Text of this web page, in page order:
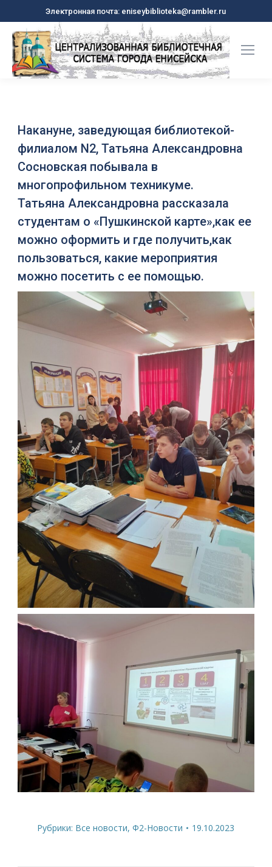
Электронная почта: eniseybiblioteka@rambler.ru
Накануне, заведующая библиотекой-
филиалом N2, Татьяна Александровна
Сосновская побывала в
многопрофильном техникуме.
Татьяна Александровна рассказала
студентам о «Пушкинской карте»,как ее
можно оформить и где получить,как
пользоваться, какие мероприятия
можно посетить с ее помощью.
Рубрики: Все новости,Ф2-Новости 19.10.2023